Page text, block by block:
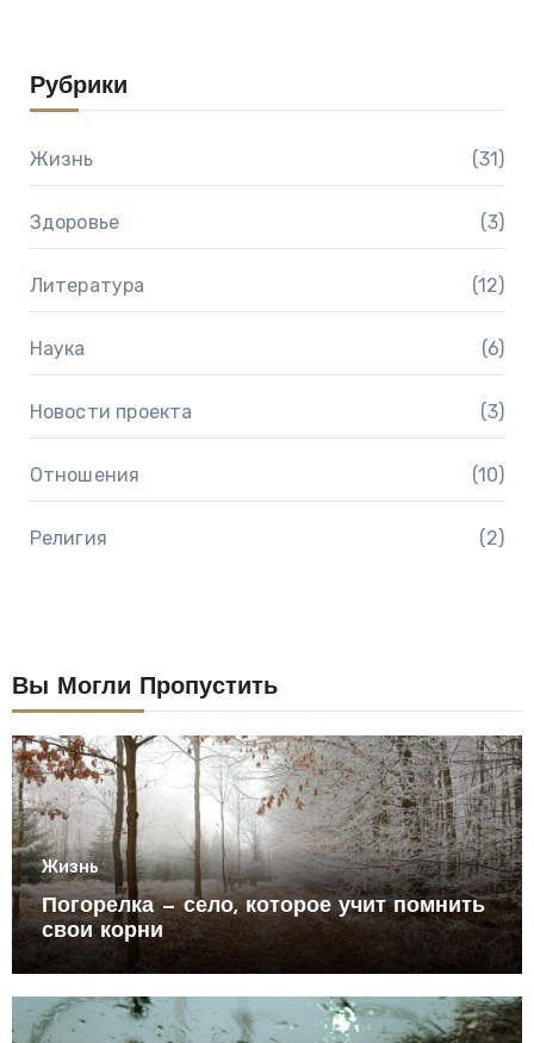
Рубрики
Жизнь (31)
Здоровье (3)
Литература (12)
Наука (6)
Новости проекта (3)
Отношения (10)
Религия (2)
Вы Могли Пропустить
Жизнь
Погорелка — село, которое учит помнить
свои корни